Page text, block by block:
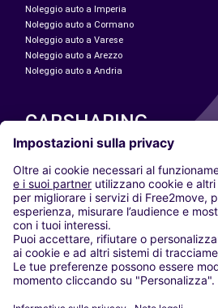
Noleggio auto a Imperia
Noleggio auto a Cormano
Noleggio auto a Varese
Noleggio auto a Arezzo
Noleggio auto a Andria
CARSHARING
LE NOSTRE CITTÀ
Paris
Madrid
Washington DC
Milano
Roma
Torino
Vienna
Berlino